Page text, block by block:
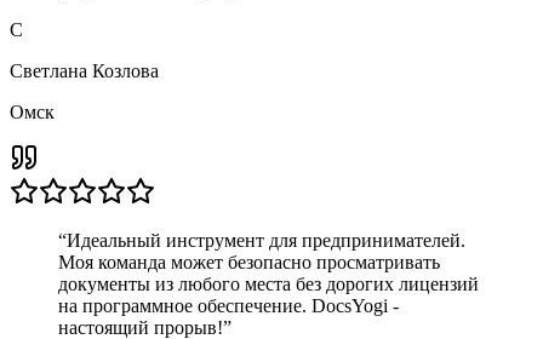
С
Светлана Козлова
Омск
“Идеальный инструмент для предпринимателей.
Моя команда может безопасно просматривать
документы из любого места без дорогих лицензий
на программное обеспечение. DocsYogi -
настоящий прорыв!”